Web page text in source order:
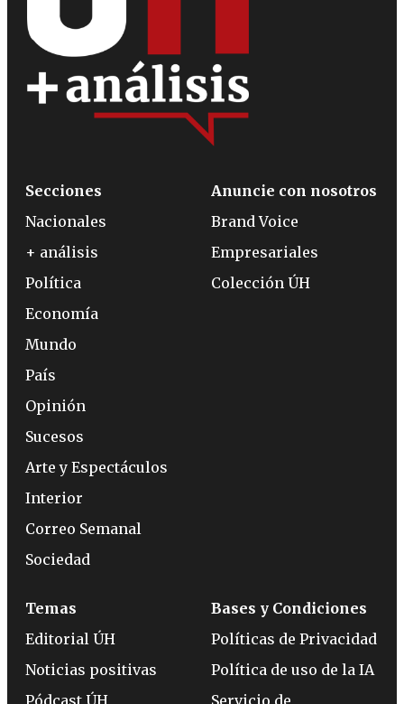
Secciones
Nacionales
+ análisis
Política
Economía
Mundo
País
Opinión
Sucesos
Arte y Espectáculos
Interior
Correo Semanal
Sociedad
Anuncie con nosotros
Brand Voice
Empresariales
Colección ÚH
Temas
Editorial ÚH
Noticias positivas
Pódcast ÚH
Bases y Condiciones
Políticas de Privacidad
Política de uso de la IA
Servicio de